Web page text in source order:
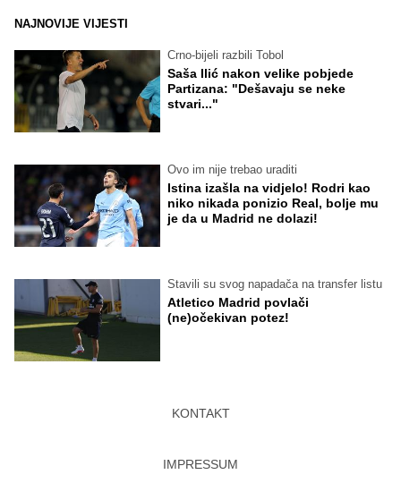
NAJNOVIJE VIJESTI
Crno-bijeli razbili Tobol
Saša Ilić nakon velike pobjede
Partizana: "Dešavaju se neke
stvari..."
Ovo im nije trebao uraditi
Istina izašla na vidjelo! Rodri kao
niko nikada ponizio Real, bolje mu
je da u Madrid ne dolazi!
Stavili su svog napadača na transfer listu
Atletico Madrid povlači
(ne)očekivan potez!
KONTAKT
IMPRESSUM